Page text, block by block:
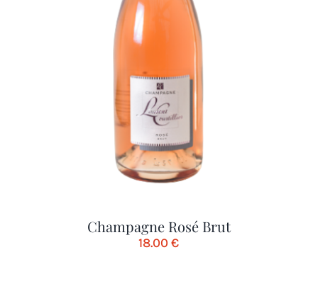
Champagne Rosé Brut
18.00€